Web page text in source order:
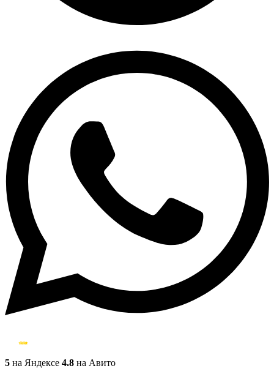
5 на Яндексе 4.8 на Авито